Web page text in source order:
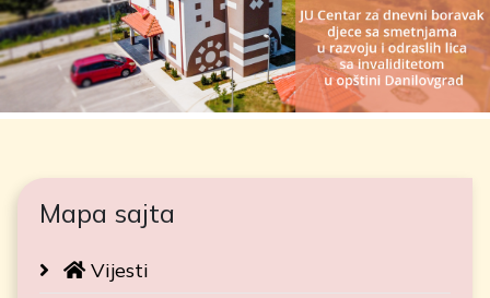
Mapa sajta
Vijesti